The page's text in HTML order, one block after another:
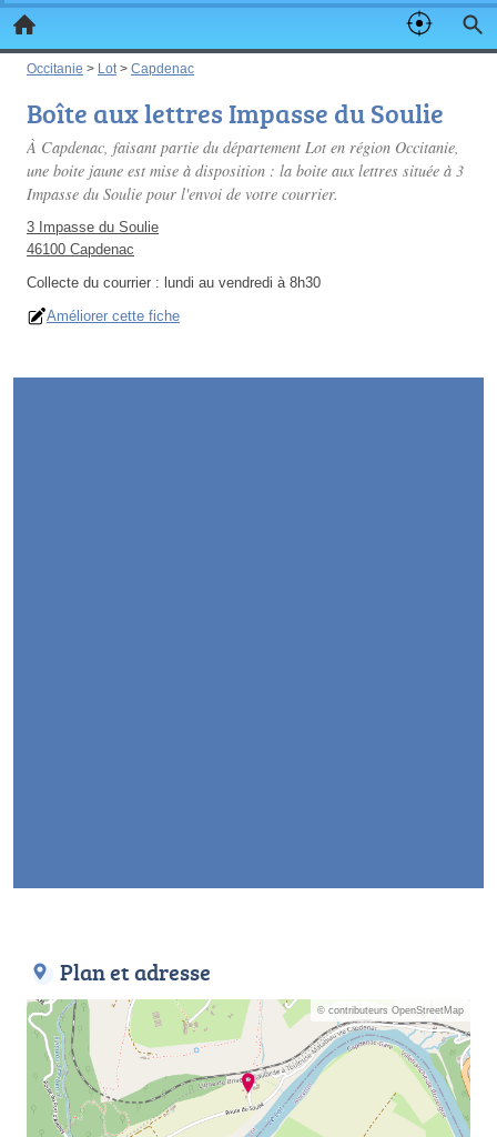
Occitanie > Lot > Capdenac
Boîte aux lettres Impasse du Soulie
À Capdenac, faisant partie du département Lot en région Occitanie,
une boite jaune est mise à disposition : la boite aux lettres située à 3
Impasse du Soulie pour l'envoi de votre courrier.
3 Impasse du Soulie
46100 Capdenac
Collecte du courrier : lundi au vendredi à 8h30
Améliorer cette fiche
Plan et adresse
© contributeurs OpenStreetMap